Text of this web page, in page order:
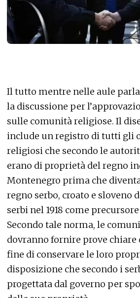
Il tutto mentre nelle aule
la discussione per
sulle comunità religiose. Il
include un registro di tutti gli
religiosi che secondo le
erano di proprietà del regno
Montenegro prima che
regno serbo, croato e sloveno
serbi nel 1918 come
Secondo tale norma, le
dovranno fornire prove
fine di conservare le loro
disposizione che secondo i
progettata dal governo per